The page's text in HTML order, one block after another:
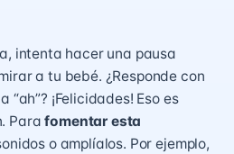
intenta hacer una pausa
a tu bebé. ¿Responde con
¡Felicidades! Eso es
Parafomentar esta
o amplíalos. Por ejemplo,